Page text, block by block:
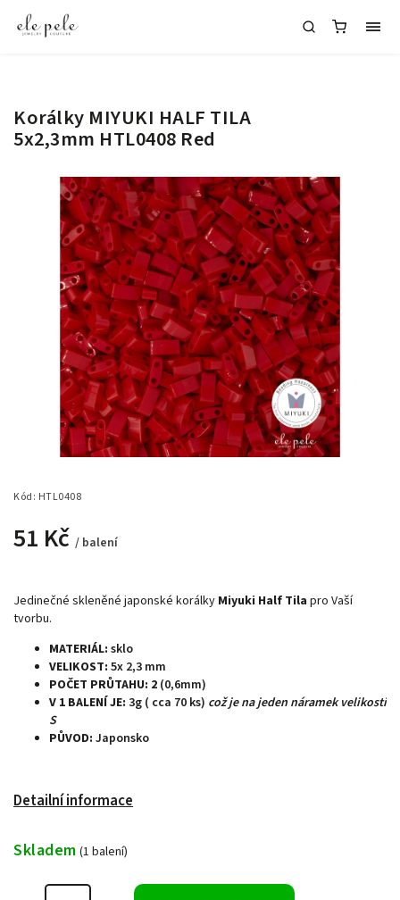
Korálky MIYUKI HALF TILA
5x2,3mm HTL0408 Red
Kód: HTL0408
51 Kč / balení
Jedinečné skleněné japonské korálky Miyuki Half Tila pro Vaší
tvorbu.
MATERIÁL: sklo
VELIKOST: 5x 2,3 mm
POČET PRŮTAHU: 2 (0,6mm)
V 1 BALENÍ JE: 3g ( cca 70 ks) což je na jeden náramek velikosti
S
PŮVOD: Japonsko
Detailní informace
Skladem (1 balení)